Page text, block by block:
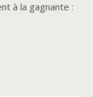
à la gagnante :